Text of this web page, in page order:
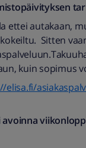
ettei autakaan,
Sitten
kuin sopimus
elisa.fi/
avoinna